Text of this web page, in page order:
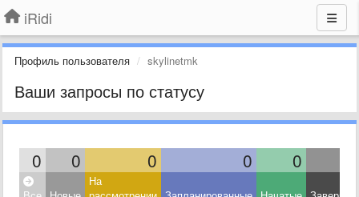
iRidi
Профиль пользователя skylinetmk
Ваши запросы по статусу
0 0 0 0 0
На